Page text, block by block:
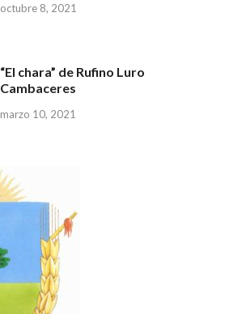
octubre 8, 2021
“El chara” de Rufino Luro
Cambaceres
marzo 10, 2021